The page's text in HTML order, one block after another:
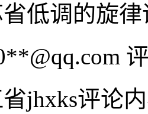
低调的旋
jhxks评论